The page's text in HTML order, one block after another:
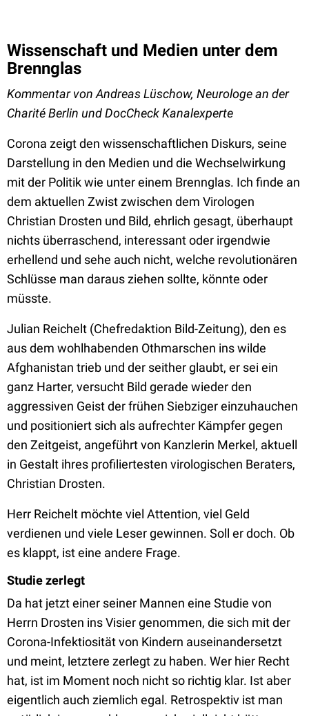
Wissenschaft und Medien unter dem
Brennglas
Kommentar von Andreas Lüschow, Neurologe an der
Charité Berlin und DocCheck Kanalexperte
Corona zeigt den wissenschaftlichen Diskurs, seine
Darstellung in den Medien und die Wechselwirkung
mit der Politik wie unter einem Brennglas. Ich finde an
dem aktuellen Zwist zwischen dem Virologen
Christian Drosten und Bild, ehrlich gesagt, überhaupt
nichts überraschend, interessant oder irgendwie
erhellend und sehe auch nicht, welche revolutionären
Schlüsse man daraus ziehen sollte, könnte oder
müsste.
Julian Reichelt (Chefredaktion Bild-Zeitung), den es
aus dem wohlhabenden Othmarschen ins wilde
Afghanistan trieb und der seither glaubt, er sei ein
ganz Harter, versucht Bild gerade wieder den
aggressiven Geist der frühen Siebziger einzuhauchen
und positioniert sich als aufrechter Kämpfer gegen
den Zeitgeist, angeführt von Kanzlerin Merkel, aktuell
in Gestalt ihres profiliertesten virologischen Beraters,
Christian Drosten.
Herr Reichelt möchte viel Attention, viel Geld
verdienen und viele Leser gewinnen. Soll er doch. Ob
es klappt, ist eine andere Frage.
Studie zerlegt
Da hat jetzt einer seiner Mannen eine Studie von
Herrn Drosten ins Visier genommen, die sich mit der
Corona-Infektiosität von Kindern auseinandersetzt
und meint, letztere zerlegt zu haben. Wer hier Recht
hat, ist im Moment noch nicht so richtig klar. Ist aber
eigentlich auch ziemlich egal. Retrospektiv ist man